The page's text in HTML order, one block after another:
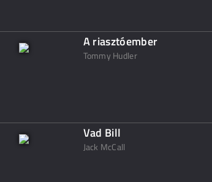
A riasztóember
Tommy Hudler
Vad Bill
Jack McCall